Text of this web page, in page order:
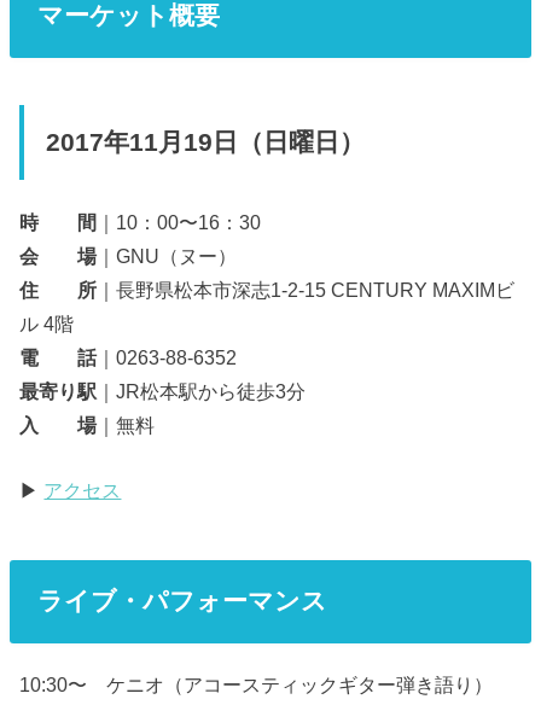
マーケット概要
2017年11月19日（日曜日）
時 間 ｜10：00〜16：30
会 場｜GNU（ヌー）
住 所 ｜長野県松本市深志1-2-15 CENTURY MAXIMビ
ル 4階
電 話｜0263-88-6352
最寄り駅 ｜JR松本駅から徒歩3分
入 場｜無料
▶ アクセス
ライブ・パフォーマンス
10:30〜 ケニオ（アコースティックギター弾き語り）